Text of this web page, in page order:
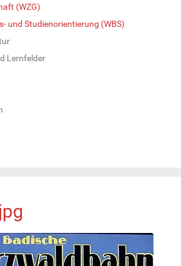
(WZG)
und Studienorientierung (WBS)
Lernfelder